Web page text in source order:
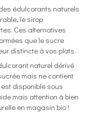
édulcorants naturels
le sirop
Ces alternatives
que le sucre
distincte à vos plats.
naturel dérivé
mais ne contient
disponible sous
mais attention à bien
en magasin bio !